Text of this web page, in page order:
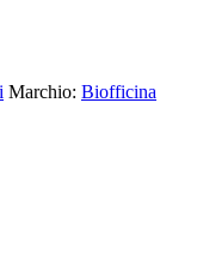
Marchio: Biofficina